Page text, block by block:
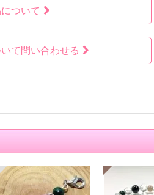
ついて
て問い合わせる